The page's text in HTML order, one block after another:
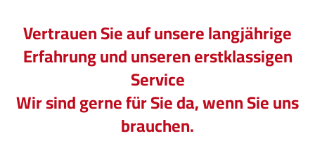
Vertrauen Sie auf unsere langjährige
Erfahrung und unseren erstklassigen
Service
Wir sind gerne für Sie da, wenn Sie uns
brauchen.